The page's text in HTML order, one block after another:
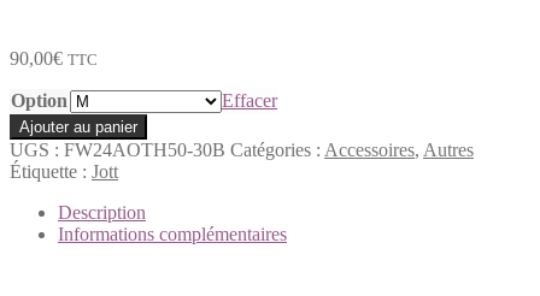
90,00€ TTC
Option
Effacer
quantité
de
Doudoune
pour
Chien
FW24AOTH50-
Ajouter au panier
UGS : FW24AOTH50-30B Catégories : Accessoires, Autres
Étiquette : Jott
Description
Informations complémentaires